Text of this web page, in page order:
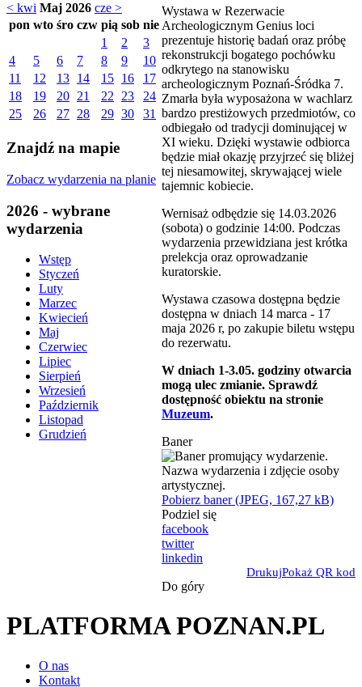
< kwi Maj 2026 cze >
pon wto śro czw pią sob nie
1
2
3
4
5 6 7 8 9
10
11
12 13 14 15 16
17
18
19 20 21 22 23
24
25
26 27 28 29 30 31
Znajdź na mapie
Zobacz wydarzenia na planie
2026 - wybrane
wydarzenia
Wstęp
Styczeń
Luty
Marzec
Kwiecień
Maj
Czerwiec
Lipiec
Sierpień
Wrzesień
Październik
Listopad
Grudzień
Wystawa w Rezerwacie
Archeologicznym Genius loci
prezentuje historię badań oraz próbę
rekonstrukcji bogatego pochówku
odkrytego na stanowisku
archeologicznym Poznań-Śródka 7.
Zmarła była wyposażona w wachlarz
bardzo prestiżowych przedmiotów, co
odbiegało od tradycji dominującej w
XI wieku. Dzięki wystawie odbiorca
będzie miał okazję przyjrzeć się bliżej
tej niesamowitej, skrywającej wiele
tajemnic kobiecie.
Wernisaż odbędzie się 14.03.2026
(sobota) o godzinie 14:00. Podczas
wydarzenia przewidziana jest krótka
prelekcja oraz oprowadzanie
kuratorskie.
Wystawa czasowa dostępna będzie
dostępna w dniach 14 marca - 17
maja 2026 r, po zakupie biletu wstępu
do rezerwatu.
W dniach 1-3.05. godziny otwarcia
mogą ulec zmianie. Sprawdź
dostępność obiektu na stronie
Muzeum.
Baner
Pobierz baner (JPEG, 167,27 kB)
Podziel się
facebook
twitter
linkedin
DrukujPokaż QR kod
Do góry
PLATFORMA POZNAN.PL
O nas
Kontakt